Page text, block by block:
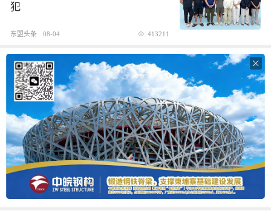
犯
东盟头条 08-04 413211
